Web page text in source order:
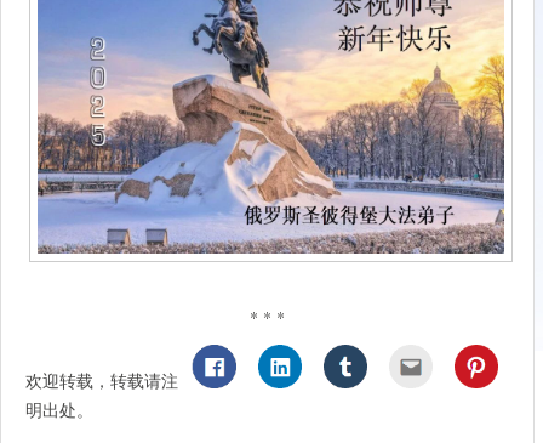
* * *
欢迎转载，转载请注
明出处。